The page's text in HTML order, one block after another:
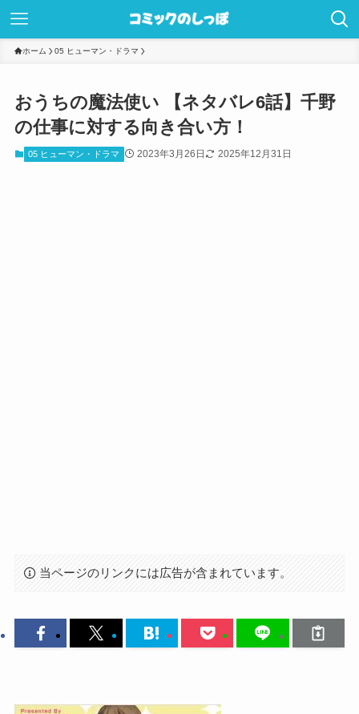
ホーム 05 ヒューマン・ドラマ
おうちの魔法使い 【ネタバレ6話】千野
の仕事に対する向き合い方！
05 ヒューマン・ドラマ 2023年3月26日 2025年12月31日
当ページのリンクには広告が含まれています。